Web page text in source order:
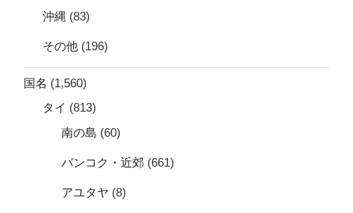
沖縄 (83)
その他 (196)
国名 (1,560)
タイ (813)
南の島 (60)
バンコク・近郊 (661)
アユタヤ (8)